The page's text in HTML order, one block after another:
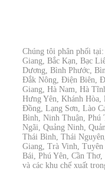
Chúng tôi phân phối
Giang, Bắc Kạn, Bạc
Dương, Bình Phước,
Đắk Nông, Điện Biên,
Giang, Hà Nam, Hà
Hưng Yên, Khánh
Đồng, Lạng Sơn, Lào
Bình, Ninh Thuận, Phú
Ngãi, Quảng Ninh,
Thái Bình, Thái
Giang, Trà Vinh,
Bái, Phú Yên, Cần
và các khu chế xuất